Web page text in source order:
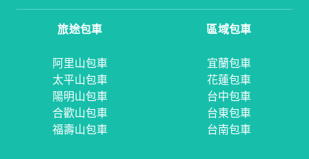
旅途包車
阿里山包車
太平山包車
陽明山包車
合歡山包車
福壽山包車
區域包車
宜蘭包車
花蓮包車
台中包車
台東包車
台南包車